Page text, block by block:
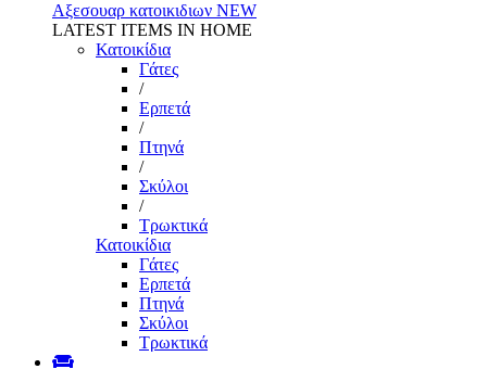
Αξεσουαρ κατοικιδιων NEW
LATEST ITEMS IN HOME
Κατοικίδια
Γάτες
/
Ερπετά
/
Πτηνά
/
Σκύλοι
/
Τρωκτικά
Κατοικίδια
Γάτες
Ερπετά
Πτηνά
Σκύλοι
Τρωκτικά